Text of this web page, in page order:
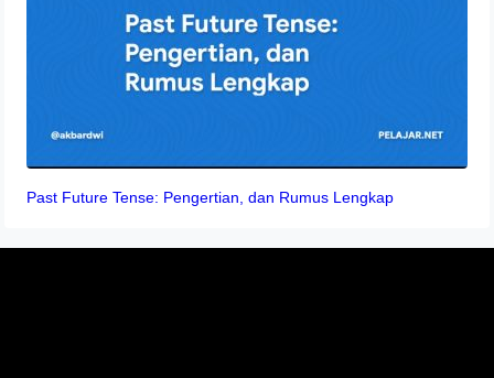
Past Future Tense: Pengertian, dan Rumus Lengkap